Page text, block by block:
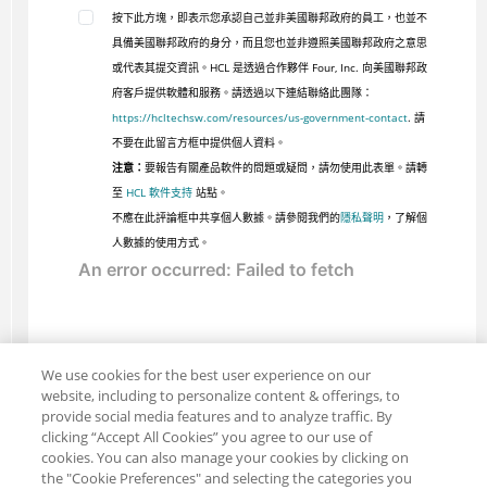
按下此方塊，即表示您承認自己並非美國聯邦政府的員工，也並不
具備美國聯邦政府的身分，而且您也並非遵照美國聯邦政府之意思
或代表其提交資訊。HCL 是透過合作夥伴 Four, Inc. 向美國聯邦政
府客戶提供軟體和服務。請透過以下連結聯絡此團隊：
https://hcltechsw.com/resources/us-government-contact. 請
不要在此留言方框中提供個人資料。
注意： 要報告有關產品軟件的問題或疑問，請勿使用此表單。請轉
至 HCL 軟件支持站點。
不應在此評論框中共享個人數據。請參閱我們的隱私聲明 ，了解個
人數據的使用方式。
We use cookies for the best user experience on our
website, including to personalize content & offerings, to
provide social media features and to analyze traffic. By
clicking “Accept All Cookies” you agree to our use of
cookies. You can also manage your cookies by clicking on
the "Cookie Preferences" and selecting the categories you